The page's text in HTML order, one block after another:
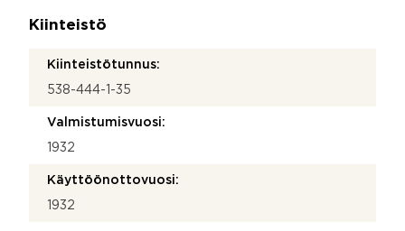
Kiinteistö
Kiinteistötunnus:
538-444-1-35
Valmistumisvuosi:
1932
Käyttöönottovuosi:
1932